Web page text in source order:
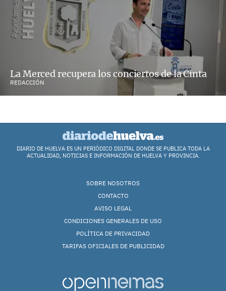
La Merced recupera los conciertos de la Cinta
REDACCIÓN
DIARIO DE HUELVA ES UN PERIÓDICO DIGITAL DONDE SE PUBLICA TODA LA
ACTUALIDAD, NOTICIAS E INFORMACIÓN DE HUELVA Y PROVINCIA.
SOBRE NOSOTROS
CONTACTO
AVISO LEGAL
CONDICIONES GENERALES DE USO
POLÍTICA DE PRIVACIDAD
TARIFAS OFICIALES DE PUBLICIDAD